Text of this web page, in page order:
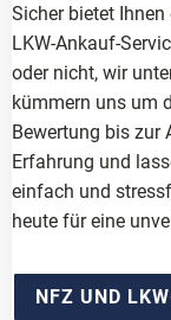
Sicher bietet
LKW-Ankauf-
oder nicht, wir
kümmern uns um
Bewertung bis zur
Erfahrung und
einfach und
heute für eine
NFZ UND